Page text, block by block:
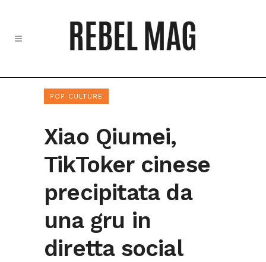
POP CULTURE
Xiao Qiumei,
TikToker cinese
precipitata da
una gru in
diretta social